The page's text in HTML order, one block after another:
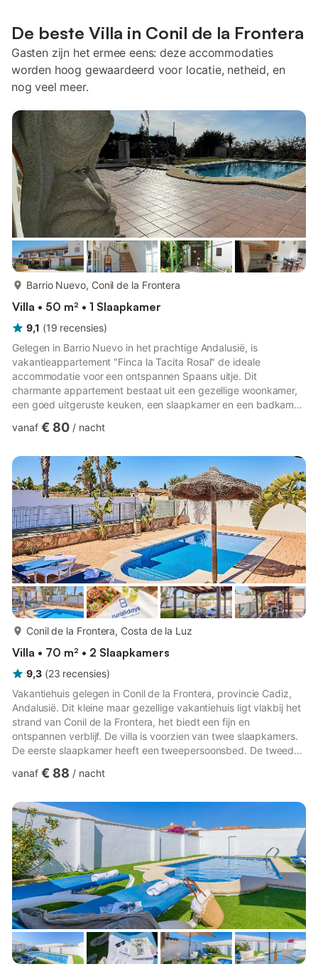
De beste Villa in Conil de la Frontera
Gasten zijn het ermee eens: deze accommodaties
worden hoog gewaardeerd voor locatie, netheid, en
nog veel meer.
Barrio Nuevo, Conil de la Frontera
Villa • 50 m² • 1 Slaapkamer
9,1 (19 recensies)
Gelegen in Barrio Nuevo in het prachtige Andalusië, is
vakantieappartement "Finca la Tacita Rosal" de ideale
accommodatie voor een ontspannen Spaans uitje. Dit
charmante appartement bestaat uit een gezellige woonkamer,
een goed uitgeruste keuken, een slaapkamer en een badkamer
zijn onder andere Wi-Fi, een televisie, een wasmachine, en een
warme koffie op het privéterras. Ga dan naar het zwembad in
de tuin (beide gemeenschappelijk) om te zonnebaden en te
zwemmen. 's Avonds ...
vanaf € 80 / nacht
Conil de la Frontera, Costa de la Luz
Villa • 70 m² • 2 Slaapkamers
9,3 (23 recensies)
Vakantiehuis gelegen in Conil de la Frontera, provincie Cadiz,
Andalusië. Dit kleine maar gezellige vakantiehuis ligt vlakbij het
strand van Conil de la Frontera, het biedt een fijn en
ontspannen verblijf. De villa is voorzien van twee slaapkamers.
De eerste slaapkamer heeft een tweepersoonsbed. De tweede
van vier personen. Alle gasten kunnen gebruik maken van een
standaard inrichting. Het bestaat uit een comfortabele bank,
salontafel, tv en eettafel. Ook beschikt het over een volledig...
vanaf € 88 / nacht